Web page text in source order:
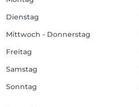
Dienstag
Mittwoch - Donnerstag
Freitag
Samstag
Sonntag